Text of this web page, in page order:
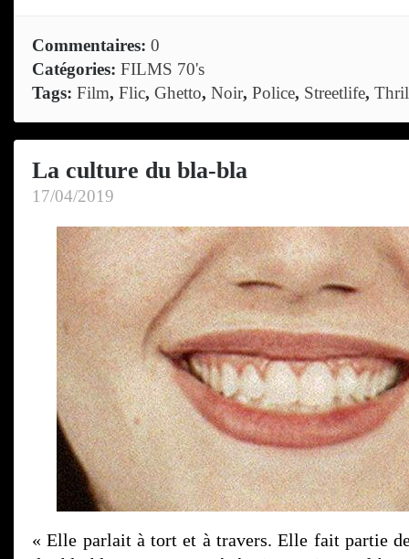
Commentaires: 0
Catégories: FILMS 70's
Tags: Film, Flic, Ghetto, Noir, Police, Streetlife,
La culture du bla-bla
17/04/2019
« Elle parlait à tort et à travers. Elle fait partie